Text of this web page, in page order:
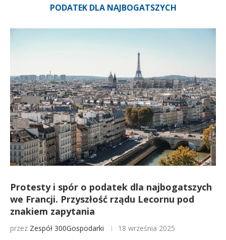
PODATEK DLA NAJBOGATSZYCH
Protesty i spór o podatek dla najbogatszych
we Francji. Przyszłość rządu Lecornu pod
znakiem zapytania
przez Zespół 300Gospodarki 18 września 2025